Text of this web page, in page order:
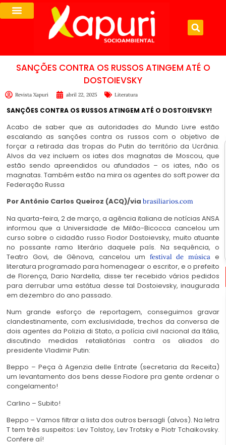
SANÇÕES CONTRA OS RUSSOS ATINGEM ATÉ O
DOSTOIEVSKY
Revista Xapuri abril 22, 2025 Literatura
SANÇÕES CONTRA OS RUSSOS ATINGEM ATÉ O DOSTOIEVSKY!
Acabo de saber que as autoridades do Mundo Livre estão
escalando as sanções contra os russos com o objetivo de
forçar a retirada das tropas do Putin do território da Ucrânia.
Alvos da vez incluem os iates dos magnatas de Moscou, que
estão sendo apreendidos ou afundados – os iates, não os
magnatas. Também estão na mira os agentes do soft power da
Federação Russa
Por Antônio Carlos Queiroz (ACQ)/via brasiliarios.com
Na quarta-feira, 2 de março, a agência italiana de notícias ANSA
informou que a Universidade de Milão-Bicocca cancelou um
curso sobre o cidadão russo Fiodor Dostoievsky, muito atuante
no possante ramo literário daquele país. Na sequência, o
Teatro Govi, de Gênova, cancelou um festival de música e
literatura programado para homenagear o escritor, e o prefeito
de Florença, Dario Nardella, disse ter recebido vários pedidos
para derrubar uma estátua desse tal Dostoievsky, inaugurada
em dezembro do ano passado.
Num grande esforço de reportagem, conseguimos gravar
clandestinamente, com exclusividade, trechos da conversa de
dois agentes da Polizia di Stato, a polícia civil nacional da Itália,
discutindo medidas retaliatórias contra os aliados do
presidente Vladimir Putin:
Beppo – Peça à Agenzia delle Entrate (secretaria da Receita)
um levantamento dos bens desse Fiodore pra gente ordenar o
congelamento!
Carlino – Subito!
Beppo – Vamos filtrar a lista dos outros bersagli (alvos). Na letra
T tem três suspeitos: Lev Tolstoy, Lev Trotsky e Piotr Tchaikovsky.
Confere aí!